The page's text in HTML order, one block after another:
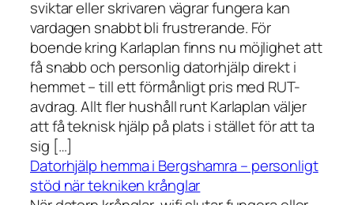
sviktar eller skrivaren vägrar fungera kan
vardagen snabbt bli frustrerande. För
boende kring Karlaplan finns nu möjlighet att
få snabb och personlig datorhjälp direkt i
hemmet – till ett förmånligt pris med RUT-
avdrag. Allt fler hushåll runt Karlaplan väljer
att få teknisk hjälp på plats i stället för att ta
sig […]
Datorhjälp hemma i Bergshamra – personligt
stöd när tekniken krånglar